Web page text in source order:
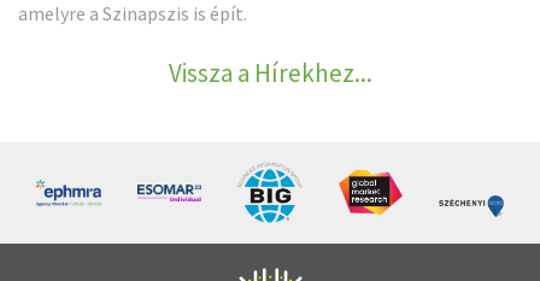
amelyre a Szinapszis is épít.
Vissza a Hírekhez...